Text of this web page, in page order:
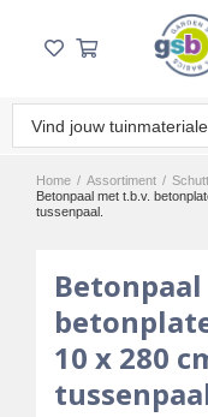
Home / Assortiment /
Betonpaal met t.b.v.
tussenpaal.
10 x 280